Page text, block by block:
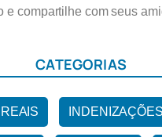
e compartilhe com seus
CATEGORIAS
INDENIZAÇÕES